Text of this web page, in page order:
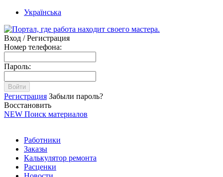
Українська
Вход / Регистрация
Номер телефона:
Пароль:
Войти
Регистрация Забыли пароль?
Восстановить
NEW Поиск материалов
Работники
Заказы
Калькулятор ремонта
Расценки